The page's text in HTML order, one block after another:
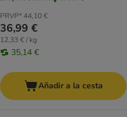
PRVP*44,10 €
36,99 €
12,33 € / kg
35,14 €
Añadir a la cesta